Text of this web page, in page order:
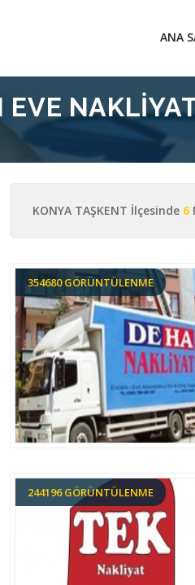
ANA
EVE
KONYA TAŞKENT İlçesinde 6
354680 GÖRÜNTÜLENME
244196 GÖRÜNTÜLENME